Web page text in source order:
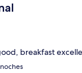
breakfast